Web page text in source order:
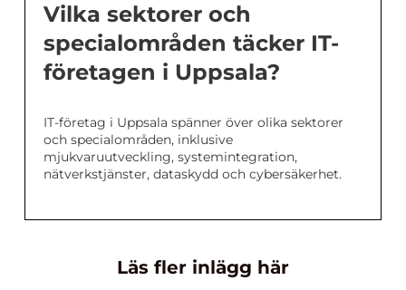
Vilka sektorer och
specialområden täcker IT-
företagen i Uppsala?
IT-företag i Uppsala spänner över olika sektorer
och specialområden, inklusive
mjukvaruutveckling, systemintegration,
nätverkstjänster, dataskydd och cybersäkerhet.
Läs fler inlägg här